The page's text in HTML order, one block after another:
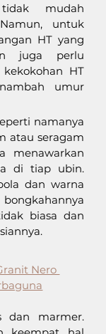
mudah
untuk
HT yang
juga perlu
HT
umur
namanya
atau seragam
menawarkan
di tiap ubin.
dan warna
biasa dan
Nero
dan marmer.